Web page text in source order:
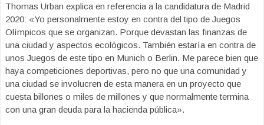
Thomas Urban explica en referencia a la candidatura de Madrid
2020: «Yo personalmente estoy en contra del tipo de Juegos
Olímpicos que se organizan. Porque devastan las finanzas de
una ciudad y aspectos ecológicos. También estaría en contra de
unos Juegos de este tipo en Munich o Berlin. Me parece bien que
haya competiciones deportivas, pero no que una comunidad y
una ciudad se involucren de esta manera en un proyecto que
cuesta billones o miles de millones y que normalmente termina
con una gran deuda para la hacienda pública».